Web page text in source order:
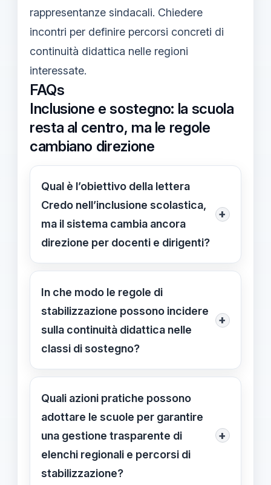
rappresentanze sindacali. Chiedere
incontri per definire percorsi concreti di
continuità didattica nelle regioni
interessate.
FAQs
Inclusione e sostegno: la scuola
resta al centro, ma le regole
cambiano direzione
Qual è l’obiettivo della lettera
Credo nell’inclusione scolastica,
ma il sistema cambia ancora
direzione per docenti e dirigenti?
+
La lettera richiede chiarezza sulle
regole di stabilizzazione e sull’uso
degli elenchi regionali, valorizzando
la continuità educativa degli alunni
BES e proponendo azioni concrete
In che modo le regole di
stabilizzazione possono incidere
sulla continuità didattica nelle
classi di sostegno?
+
Le regole di stabilizzazione
determinano chi resta nelle scuole;
avere documenti in ordine e contatti
tempestivi aiuta a mantenere la
presenza stabile dei docenti di
sostegno nelle classi BES, anche in
Quali azioni pratiche possono
adottare le scuole per garantire
una gestione trasparente di
elenchi regionali e percorsi di
stabilizzazione?
+